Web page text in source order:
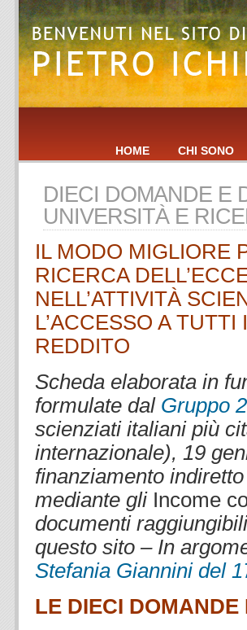
HOME CHI SONO
DIECI DOMANDE E
UNIVERSITÀ E
IL MODO MIGLIORE
RICERCA
NELL’ATTIVITÀ
L’ACCESSO A
REDDITO
Scheda elaborata in
formulate dal Gruppo
scienziati italiani più
internazionale), 19
finanziamento
mediante gli Income
documenti
questo sito – In
Stefania Giannini del
LE DIECI DOMANDE